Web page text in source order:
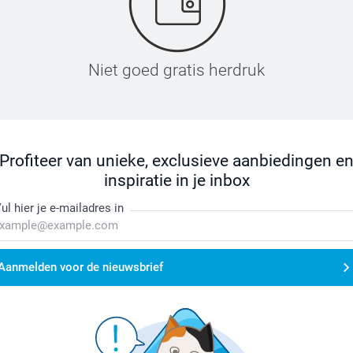
Niet goed gratis herdruk
Profiteer van unieke, exclusieve aanbiedingen en
inspiratie in je inbox
hier je e-mailadres in
voor de nieuwsbrief